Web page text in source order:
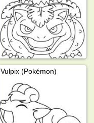
Vulpix (Pokémon)